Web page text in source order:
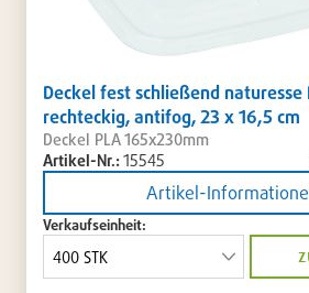
Deckel fest schließend
rechteckig, antifog, 23 x 16,5 cm
Deckel PLA 165x230mm
Artikel-Nr.:15545
Artikel-
Verkaufseinheit: